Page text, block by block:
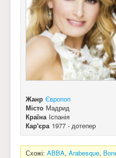
Жанр Європоп
Місто Мадрид
Країна Іспанія
Кар'єра 1977 - дотепер
Схожі: ABBA, Arabesque,